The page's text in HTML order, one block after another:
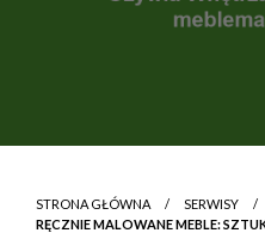
STRONA GŁÓWNA
SERWISY
RĘCZNIE MALOWANE MEBLE: